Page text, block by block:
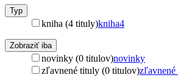
Typ
kniha (4 tituly)kniha4
Zobraziť iba
novinky (0 titulov)novinky
zľavnené tituly (0 titulov)